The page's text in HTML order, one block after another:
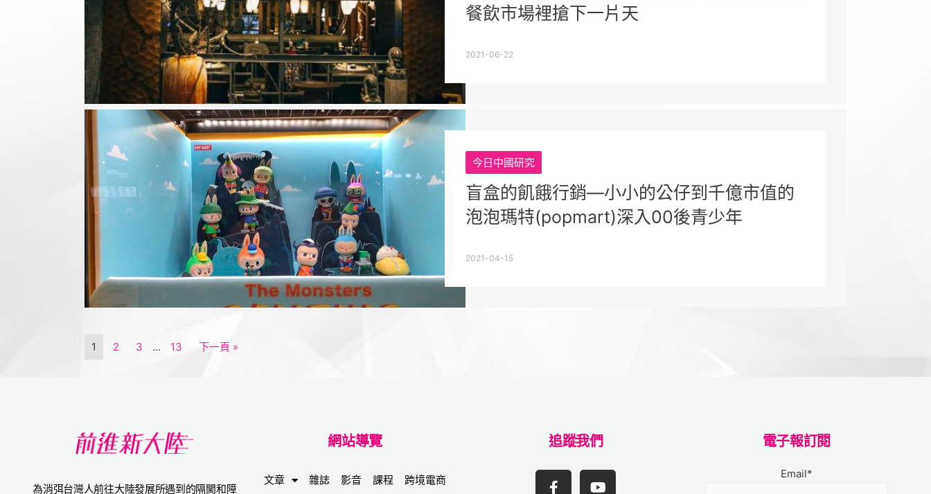
餐飲市場裡搶下一片天
2021-06-22
今日中國研究
盲盒的飢餓行銷—小小的公仔到千億市值的
泡泡瑪特(popmart)深入00後青少年
2021-04-15
1 2 3 ... 13 下一頁 »
為消弭台灣人前往大陸發展所遇到的隔閡和障
網站導覽
文章 雜誌 影音 課程 跨境電商
追蹤我們 電子報訂閱
Email*